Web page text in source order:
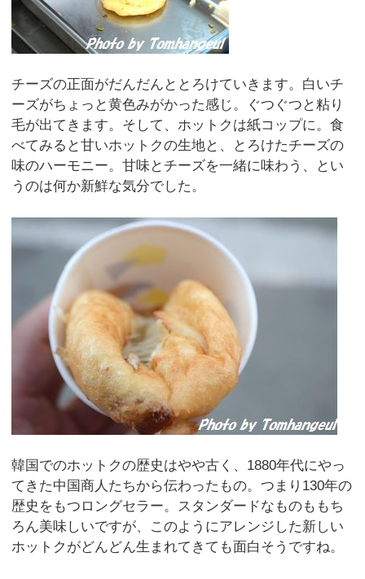
チーズの正面がだんだんととろけていきます。白いチ
ーズがちょっと黄色みがかった感じ。ぐつぐつと粘り
毛が出てきます。そして、ホットクは紙コップに。食
べてみると甘いホットクの生地と、とろけたチーズの
味のハーモニー。甘味とチーズを一緒に味わう、とい
うのは何か新鮮な気分でした。
韓国でのホットクの歴史はやや古く、1880年代にやっ
てきた中国商人たちから伝わったもの。つまり130年の
歴史をもつロングセラー。スタンダードなものももち
ろん美味しいですが、このようにアレンジした新しい
ホットクがどんどん生まれてきても面白そうですね。